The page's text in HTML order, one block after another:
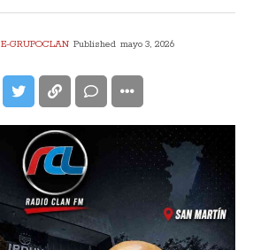
E-GRUPOCLAN Published mayo 3, 2026